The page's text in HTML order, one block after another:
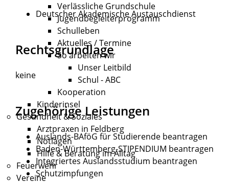
Verlässliche Grundschule
Jugendbegleiterprogramm
Schulleben
Aktuelles / Termine
So arbeiten wir
Unser Leitbild
Schul - ABC
Kooperation
Kinderinsel
Gesundheit & Soziales
Arztpraxen in Feldberg
Notlagen
Hilfe & Beratung im Alltag
Feuerwehr
Vereine
Deutscher Akademische Austauschdienst
Rechtsgrundlage
keine
Zugehörige Leistungen
Auslands-BAföG für Studierende beantragen
Baden-Württemberg-STIPENDIUM beantragen
Integriertes Auslandsstudium beantragen
Schutzimpfungen